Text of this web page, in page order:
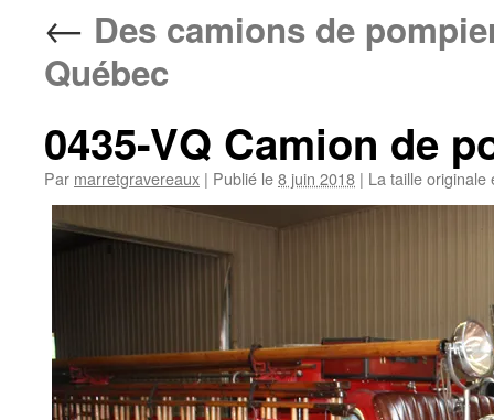
← Des camions de
Québec
0435-VQ Camion de
Par marretgravereaux | Publié le8 juin 2018 | La taille